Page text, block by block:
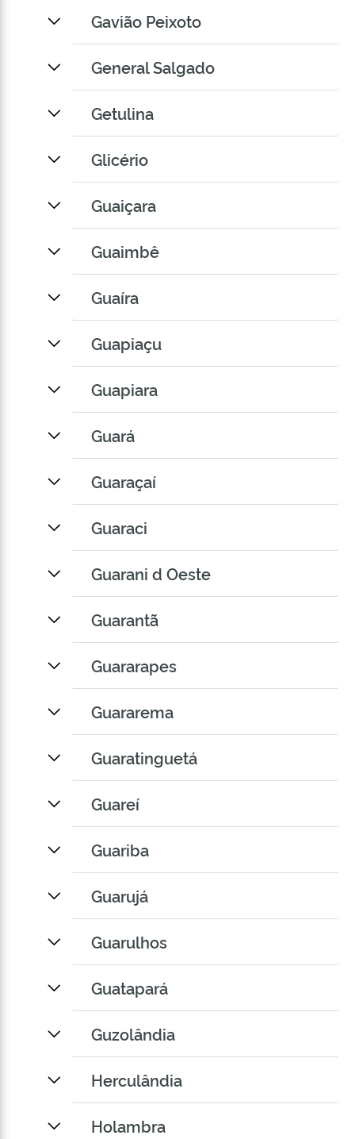
Gavião Peixoto
General Salgado
Getulina
Glicério
Guaiçara
Guaimbê
Guaíra
Guapiaçu
Guapiara
Guará
Guaraçaí
Guaraci
Guarani d Oeste
Guarantã
Guararapes
Guararema
Guaratinguetá
Guareí
Guariba
Guarujá
Guarulhos
Guatapará
Guzolândia
Herculândia
Holambra